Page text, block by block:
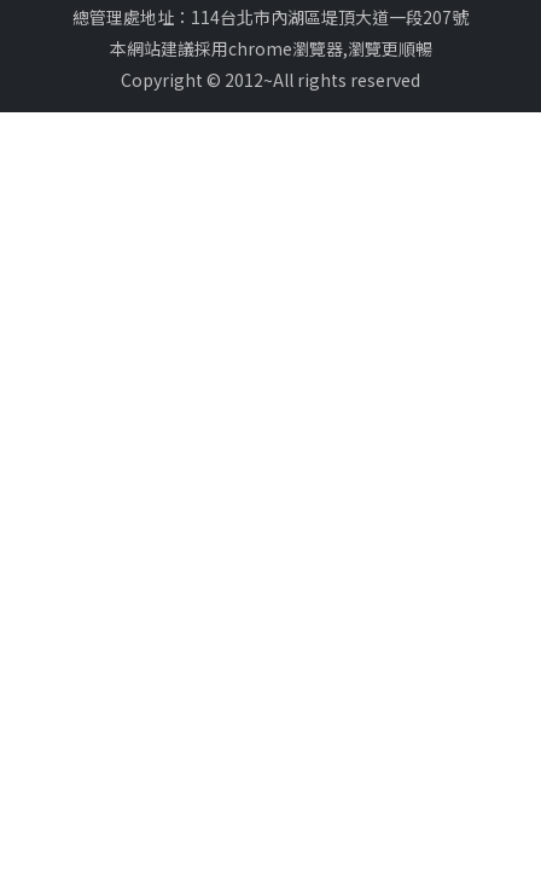
總管理處地址：114台北市內湖區堤頂大道一段207號
本網站建議採用chrome瀏覽器,瀏覽更順暢
Copyright © 2012~All rights reserved